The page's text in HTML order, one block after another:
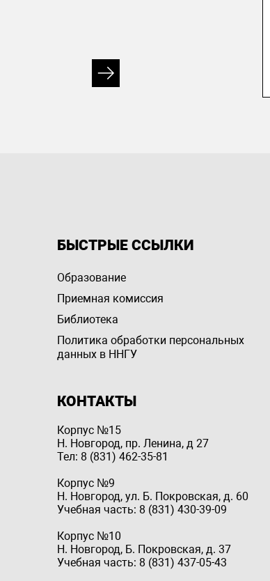
БЫСТРЫЕ ССЫЛКИ
Образование
Приемная комиссия
Библиотека
Политика обработки персональных
данных в ННГУ
КОНТАКТЫ
Корпус №15
Н. Новгород, пр. Ленина, д 27
Тел: 8 (831) 462-35-81
Корпус №9
Н. Новгород, ул. Б. Покровская, д. 60
Учебная часть: 8 (831) 430-39-09
Корпус №10
Н. Новгород, Б. Покровская, д. 37
Учебная часть: 8 (831) 437-05-43